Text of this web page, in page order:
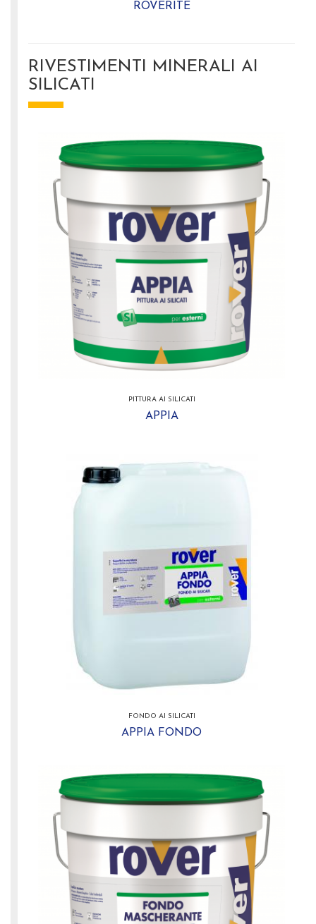
ROVERITE
RIVESTIMENTI MINERALI AI
SILICATI
PITTURA AI SILICATI
APPIA
FONDO AI SILICATI
APPIA FONDO